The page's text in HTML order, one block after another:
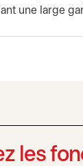
une large
les